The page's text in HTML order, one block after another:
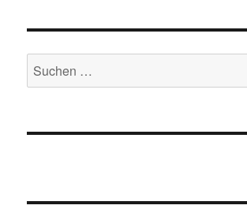
Suchen
nach: